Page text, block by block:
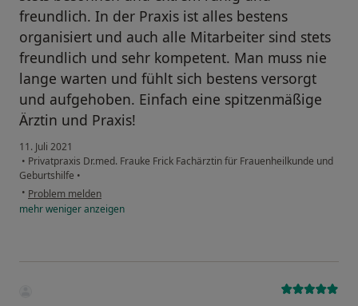
freundlich. In der Praxis ist alles bestens
organisiert und auch alle Mitarbeiter sind stets
freundlich und sehr kompetent. Man muss nie
lange warten und fühlt sich bestens versorgt
und aufgehoben. Einfach eine spitzenmäßige
Ärztin und Praxis!
11. Juli 2021
• Privatpraxis Dr.med. Frauke Frick Fachärztin für Frauenheilkunde und
Geburtshilfe •
• Problem melden
mehrwenigeranzeigen